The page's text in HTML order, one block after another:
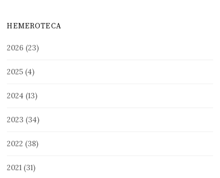
HEMEROTECA
2026 (23)
2025 (4)
2024 (13)
2023 (34)
2022 (38)
2021 (31)